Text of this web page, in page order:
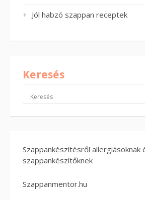
Jól habzó szappan receptek
Keresés
Szappankészítésről allergiásoknak
szappankészítőknek
Szappanmentor.hu